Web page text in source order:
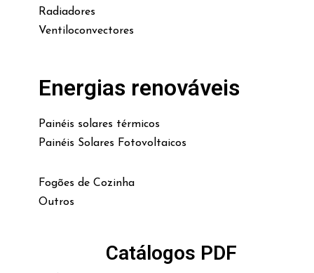
Radiadores
Ventiloconvectores
Energias renováveis
Painéis solares térmicos
Painéis Solares Fotovoltaicos
Fogões de Cozinha
Outros
Catálogos PDF